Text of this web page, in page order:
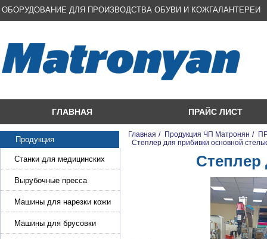
ОБОРУДОВАНИЕ ДЛЯ ПРОИЗВОДСТВА ОБУВИ И КОЖГАЛАНТЕРЕИ
ГЛАВНАЯ ПРАЙС ЛИСТ
Продукция
Станки для медицинских
масок
Вырубочные пресса
Машины для нарезки кожи
и стропы
Машины для брусовки
кожи,меха,поролона
Главная / Продукция ЧП Матронян /
Степлер для прибивки основной
Степлер